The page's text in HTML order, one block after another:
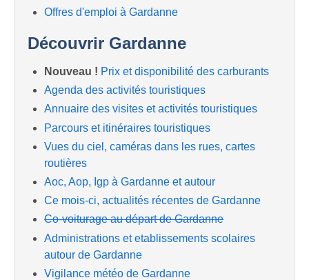
Offres d'emploi à Gardanne
Découvrir Gardanne
Nouveau ! Prix et disponibilité des carburants
Agenda des activités touristiques
Annuaire des visites et activités touristiques
Parcours et itinéraires touristiques
Vues du ciel, caméras dans les rues, cartes
routières
Aoc, Aop, Igp à Gardanne et autour
Ce mois-ci, actualités récentes de Gardanne
Co-voiturage au départ de Gardanne
Administrations et etablissements scolaires
autour de Gardanne
Vigilance météo de Gardanne